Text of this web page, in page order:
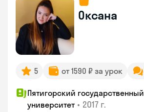
Оксана
5 от 1590 ₽ за урок
Пятигорский государственный
университет • 2017 г.